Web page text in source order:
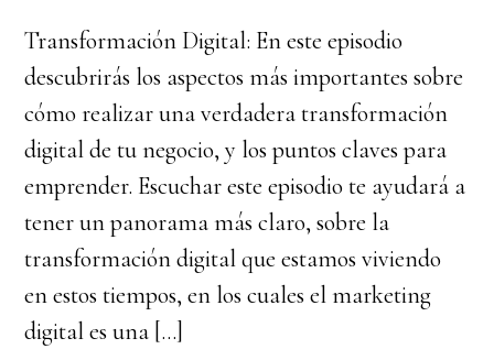
Transformación Digital: En este episodio
descubrirás los aspectos más importantes sobre
cómo realizar una verdadera transformación
digital de tu negocio, y los puntos claves para
emprender. Escuchar este episodio te ayudará a
tener un panorama más claro, sobre la
transformación digital que estamos viviendo
en estos tiempos, en los cuales el marketing
digital es una […]